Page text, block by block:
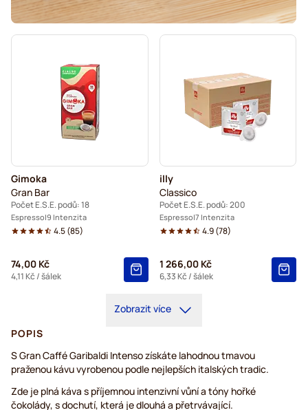
Gimoka
Gran Bar
Počet E.S.E. podů: 18
Espresso 9 Intenzita
4.5(85)
74,00 Kč
4,11 Kč / šálek
illy
Classico
Počet E.S.E. podů: 200
Espresso 7 Intenzita
4.9(78)
1 266,00 Kč
6,33 Kč / šálek
Zobrazit více
POPIS
S Gran Caffé Garibaldi Intenso získáte lahodnou tmavou
praženou kávu vyrobenou podle nejlepších italských tradic.
Zde je plná káva s příjemnou intenzivní vůní a tóny hořké
čokolády, s dochutí, která je dlouhá a přetrvávající.